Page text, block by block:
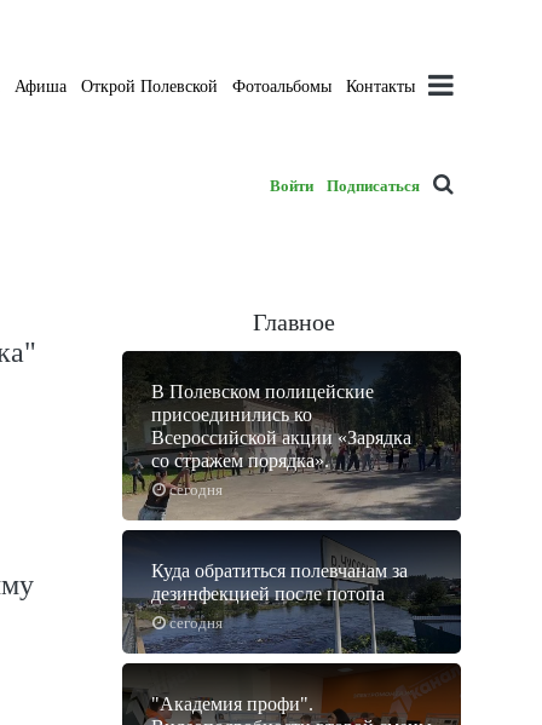
Афиша Открой Полевской Фотоальбомы Контакты
Войти Подписаться
Главное
сегодня
В Полевском полицейские
присоединились ко
Всероссийской акции «Зарядка
со стражем порядка».
сегодня
Куда обратиться полевчанам за
дезинфекцией после потопа
"Академия профи".